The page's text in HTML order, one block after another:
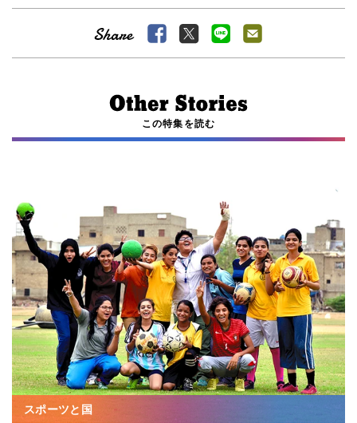
この特集を読む
スポーツと国